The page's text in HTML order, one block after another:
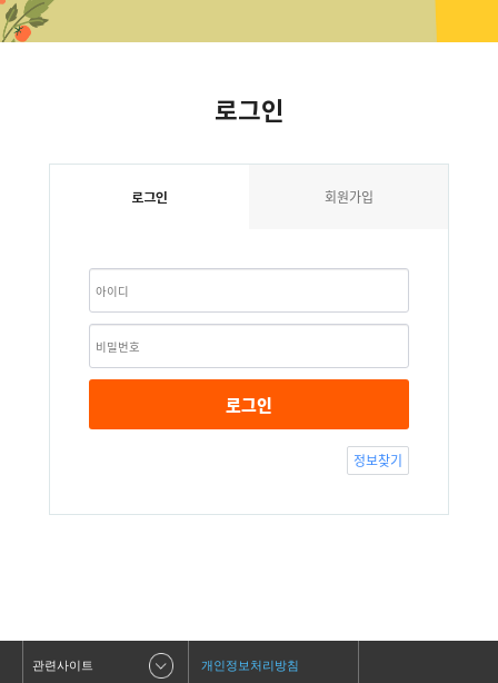
로그인
로그인 회원가입
로그인
정보찾기
관련사이트 개인정보처리방침